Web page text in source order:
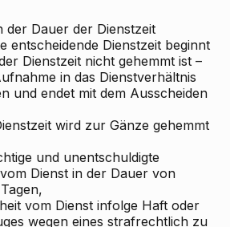
der Dauer der Dienstzeit
entscheidende Dienstzeit beginnt
Dienstzeit nicht gehemmt ist –
in das Dienstverhältnis
und endet mit dem Ausscheiden
wird zur Gänze gehemmt
und unentschuldigte
Dienst in der Dauer von
vom Dienst infolge Haft oder
wegen eines strafrechtlich zu